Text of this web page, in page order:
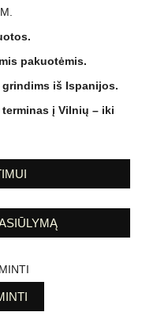
pakuotėmis.
iš Ispanijos.
į Vilnių – iki